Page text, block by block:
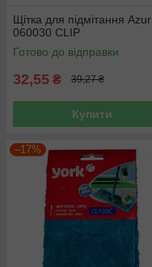
Щітка для підмітання Azur
060030 CLIP
Готово до відправки
32,55 ₴ 39,27 ₴
Купити
–17%